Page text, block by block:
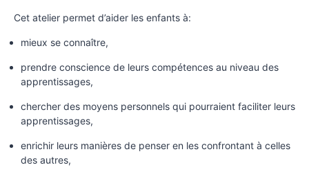
Cet atelier permet d’aider les enfants à:
mieux se connaître,
prendre conscience de leurs compétences au niveau des
apprentissages,
chercher des moyens personnels qui pourraient faciliter leurs
apprentissages,
enrichir leurs manières de penser en les confrontant à celles
des autres,